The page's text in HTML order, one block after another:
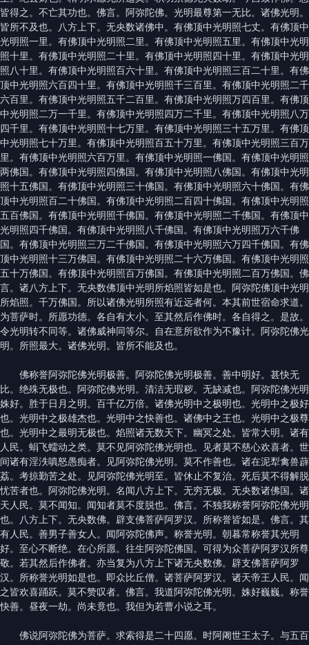
皆得之。不亡其功也。佛言。阿弥陀佛。光明最尊第一无比。诸佛光明。
皆所不及也。八方上下。无央数诸佛中。有佛顶中光明照七丈。有佛顶中
光明照一里。有佛顶中光明照二里。有佛顶中光明照五里。有佛顶中光明
照十里。有佛顶中光明照二十里。有佛顶中光明照四十里。有佛顶中光明
照八十里。有佛顶中光明照百六十里。有佛顶中光明照三百二十里。有佛
顶中光明照六百四十里。有佛顶中光明照千三百里。有佛顶中光明照二千
六百里。有佛顶中光明照五千二百里。有佛顶中光明照万四百里。有佛顶
中光明照二万一千里。有佛顶中光明照四万二千里。有佛顶中光明照八万
四千里。有佛顶中光明照十七万里。有佛顶中光明照三十五万里。有佛顶
中光明照七十万里。有佛顶中光明照百五十万里。有佛顶中光明照三百万
里。有佛顶中光明照六百万里。有佛顶中光明照一佛国。有佛顶中光明照
两佛国。有佛顶中光明照四佛国。有佛顶中光明照八佛国。有佛顶中光明
照十五佛国。有佛顶中光明照三十佛国。有佛顶中光明照六十佛国。有佛
顶中光明照百二十佛国。有佛顶中光明照二百四十佛国。有佛顶中光明照
五百佛国。有佛顶中光明照千佛国。有佛顶中光明照二千佛国。有佛顶中
光明照四千佛国。有佛顶中光明照八千佛国。有佛顶中光明照万六千佛
国。有佛顶中光明照三万二千佛国。有佛顶中光明照六万四千佛国。有佛
顶中光明照十三万佛国。有佛顶中光明照二十六万佛国。有佛顶中光明照
五十万佛国。有佛顶中光明照百万佛国。有佛顶中光明照二百万佛国。佛
言。诸八方上下。无央数佛顶中光明所焰照皆如是也。阿弥陀佛顶中光明
所焰照。千万佛国。所以诸佛光明所照有近远者何。本其前世宿命求道。
为菩萨时。所愿功德。各自有大小。至其然后作佛时。各自得之。是故。
令光明转不同等。诸佛威神同等尔。自在意所欲作为不豫计。阿弥陀佛光
明。所照最大。诸佛光明。皆所不能及也。
佛称誉阿弥陀佛光明极善。阿弥陀佛光明极善。善中明好。甚快无
比。绝殊无极也。阿弥陀佛光明。清洁无瑕秽。无缺减也。阿弥陀佛光明
姝好。胜于日月之明。百千亿万倍。诸佛光明中之极明也。光明中之极好
也。光明中之极雄杰也。光明中之快善也。诸佛中之王也。光明中之极尊
也。光明中之最明无极也。焰照诸无数天下。幽冥之处。皆常大明。诸有
人民。蜎飞蠕动之类。莫不见阿弥陀佛光明也。见者莫不慈心欢喜者。世
间诸有淫泆嗔怒愚痴者。见阿弥陀佛光明。莫不作善也。诸在泥犁禽兽薜
荔。考掠勤苦之处。见阿弥陀佛光明至。皆休止不复治。死后莫不得解脱
忧苦者也。阿弥陀佛光明。名闻八方上下。无穷无极。无央数诸佛国。诸
天人民。莫不闻知。闻知者莫不度脱也。佛言。不独我称誉阿弥陀佛光明
也。八方上下。无央数佛。辟支佛菩萨阿罗汉。所称誉皆如是。佛言。其
有人民。善男子善女人。闻阿弥陀佛声。称誉光明。朝暮常称誉其光明
好。至心不断绝。在心所愿。往生阿弥陀佛国。可得为众菩萨阿罗汉所尊
敬。若其然后作佛者。亦当复为八方上下诸无央数佛。辟支佛菩萨阿罗
汉。所称誉光明如是也。即众比丘僧。诸菩萨阿罗汉。诸天帝王人民。闻
之皆欢喜踊跃。莫不赞叹者。佛言。我道阿弥陀佛光明。姝好巍巍。称誉
快善。昼夜一劫。尚未竟也。我但为若曹小说之耳。
佛说阿弥陀佛为菩萨。求索得是二十四愿。时阿阇世王太子。与五百